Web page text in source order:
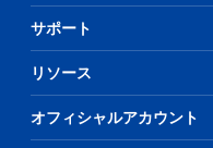
サポート
リソース
オフィシャルアカウント